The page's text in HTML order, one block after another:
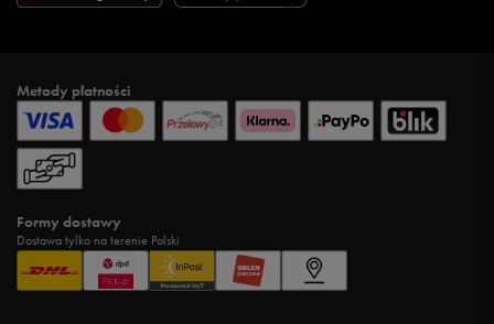
Metody płatności
Formy dostawy
Dostawa tylko na terenie Polski